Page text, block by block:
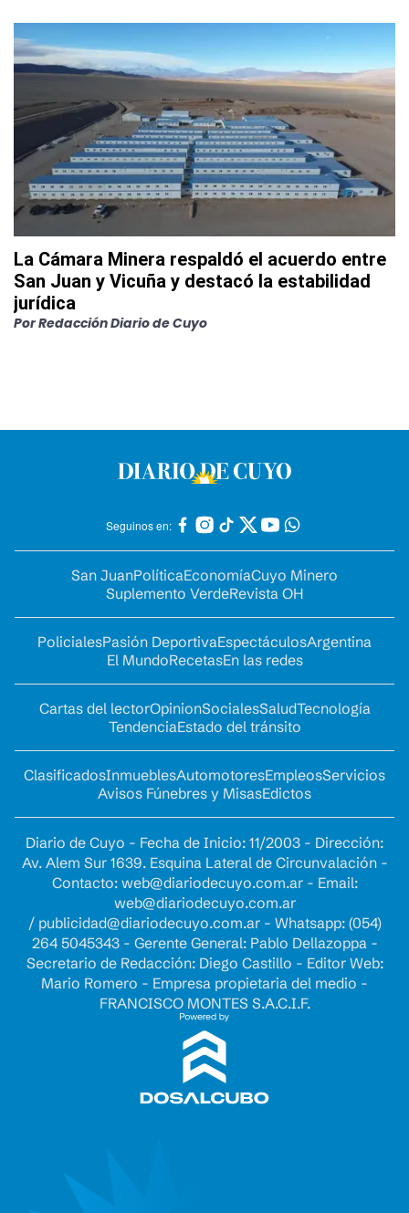
La Cámara Minera respaldó el acuerdo entre
San Juan y Vicuña y destacó la estabilidad
jurídica
PorRedacción Diario de Cuyo
Seguinos en:
San JuanPolíticaEconomíaCuyo Minero
Suplemento VerdeRevista OH
PolicialesPasión DeportivaEspectáculosArgentina
El MundoRecetasEn las redes
Cartas del lectorOpinionSocialesSaludTecnología
TendenciaEstado del tránsito
ClasificadosInmueblesAutomotoresEmpleosServicios
Avisos Fúnebres y MisasEdictos
Diario de Cuyo - Fecha de Inicio: 11/2003 - Dirección:
Av. Alem Sur 1639. Esquina Lateral de Circunvalación -
Contacto: web@diariodecuyo.com.ar- Email:
web@diariodecuyo.com.ar
/ publicidad@diariodecuyo.com.ar- Whatsapp: (054)
264 5045343 - Gerente General: Pablo Dellazoppa -
Secretario de Redacción: Diego Castillo - Editor Web:
Mario Romero - Empresa propietaria del medio -
FRANCISCO MONTES S.A.C.I.F.